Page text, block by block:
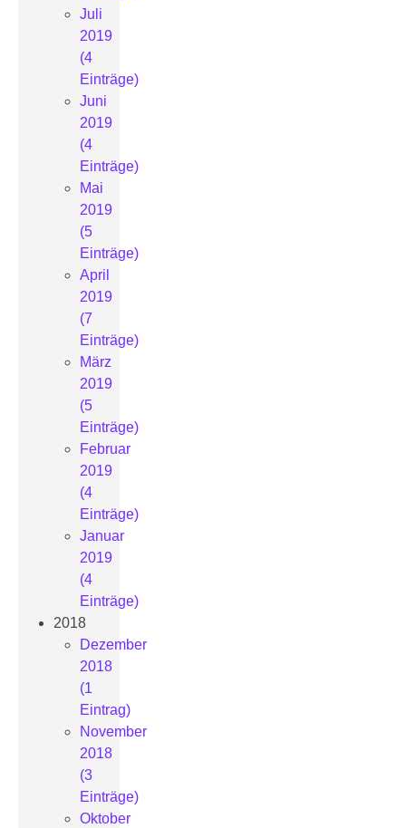
Juli
2019
(4
Einträge)
Juni
2019
(4
Einträge)
Mai
2019
(5
Einträge)
April
2019
(7
Einträge)
März
2019
(5
Einträge)
Februar
2019
(4
Einträge)
Januar
2019
(4
Einträge)
2018
Dezember
2018
(1
Eintrag)
November
2018
(3
Einträge)
Oktober